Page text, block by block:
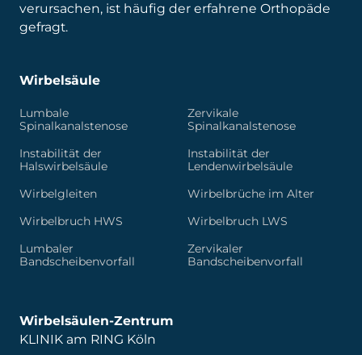
verursachen, ist häufig der erfahrene Orthopäde
gefragt.
Wirbelsäule
Lumbale
Spinalkanalstenose
Instabilität der
Halswirbelsäule
Wirbelgleiten
Wirbelbruch HWS
Lumbaler
Bandscheibenvorfall
Zervikale
Spinalkanalstenose
Instabilität der
Lendenwirbelsäule
Wirbelbrüche im Alter
Wirbelbruch LWS
Zervikaler
Bandscheibenvorfall
Wirbelsäulen-Zentrum
KLINIK am RING Köln